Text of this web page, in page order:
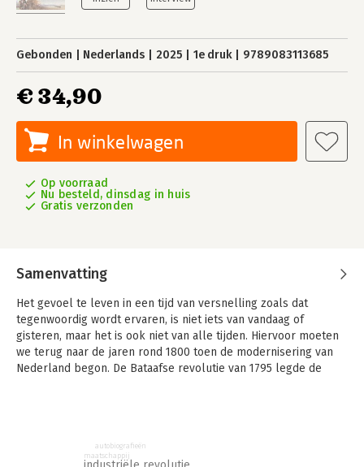
Gebonden Nederlands 2025 1e druk 9789083113685
€ 34,90
In winkelwagen
Op voorraad
Nu besteld, dinsdag in huis
Gratis verzonden
Samenvatting
Het gevoel te leven in een tijd van versnelling zoals dat
tegenwoordig wordt ervaren, is niet iets van vandaag of
gisteren, maar het is ook niet van alle tijden. Hiervoor moeten
we terug naar de jaren rond 1800 toen de modernisering van
Nederland begon. De Bataafse revolutie van 1795 legde de
In dit boek laat Arianne Baggerman zien hoe Nederlanders
maatschappij
autobiografieën